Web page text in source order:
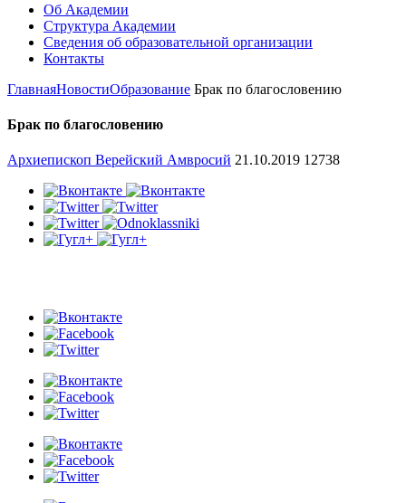
Об Академии
Структура Академии
Сведения об образовательной организации
Контакты
ГлавнаяНовостиОбразование Брак по благословению
Брак по благословению
Архиепископ Верейский Амвросий 21.10.2019 12738